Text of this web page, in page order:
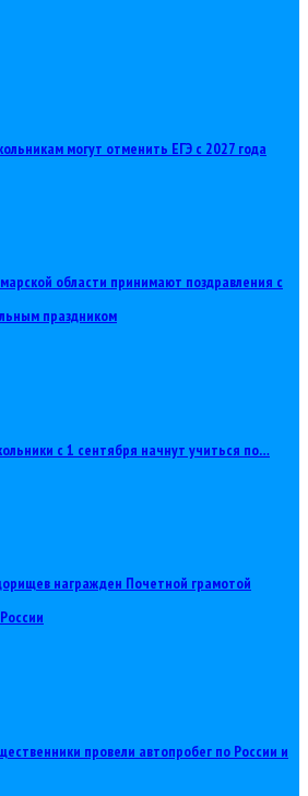
могут отменить ЕГЭ с 2027 года
области принимают поздравления с
праздником
с 1 сентября начнут учиться по…
награжден Почетной грамотой
провели автопробег по России и